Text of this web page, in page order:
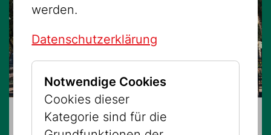
16.08.2026 – 16:00 Uhr
werden.
Datenschutzerklärung
Notwendige Cookies
Cookies dieser
Kategorie sind für die